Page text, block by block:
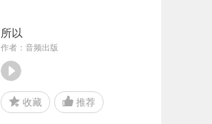
所以
作者：音频出版
收藏 推荐